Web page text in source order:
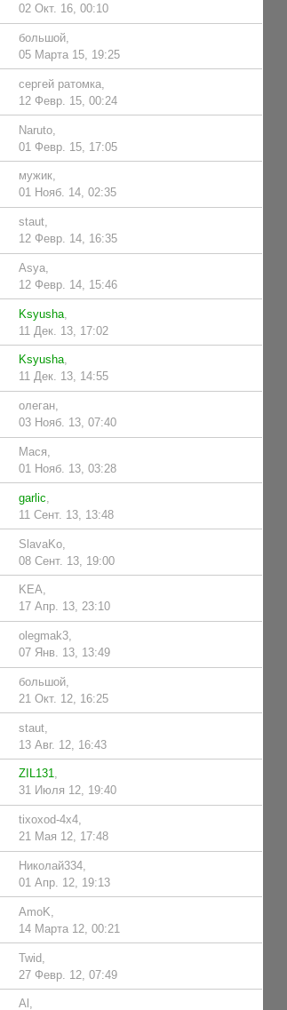
02 Окт. 16, 00:10
большой
05 Марта 15, 19:25
сергей ратомка
12 Февр. 15, 00:24
Naruto
01 Февр. 15, 17:05
мужик,
01 Нояб. 14, 02:35
staut,
12 Февр. 14, 16:35
Asya
12 Февр. 14, 15:46
Ksyusha
11 Дек. 13, 17:02
Ksyusha,
11 Дек. 13, 14:55
олеган,
03 Нояб. 13, 07:40
Мася,
01 Нояб. 13, 03:28
garlic
11 Сент. 13, 13:48
SlavaKo
08 Сент. 13, 19:00
KEA,
17 Апр. 13, 23:10
olegmak3,
07 Янв. 13, 13:49
большой
21 Окт. 12, 16:25
staut
13 Авг. 12, 16:43
ZIL131,
31 Июля 12, 19:40
tixoxod-4x4,
21 Мая 12, 17:48
Николай334,
01 Апр. 12, 19:13
AmoK
14 Марта 12, 00:21
Twid
27 Февр. 12, 07:49
Al ,